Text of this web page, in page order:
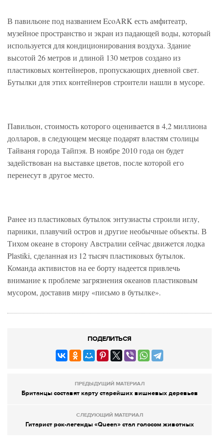
В павильоне под названием EcoARK есть амфитеатр,
музейное пространство и экран из падающей воды, который
используется для кондиционирования воздуха. Здание
высотой 26 метров и длиной 130 метров создано из
пластиковых контейнеров, пропускающих дневной свет.
Бутылки для этих контейнеров строители нашли в мусоре.
Павильон, стоимость которого оценивается в 4,2 миллиона
долларов, в следующем месяце подарят властям столицы
Тайваня города Тайпэя. В ноябре 2010 года он будет
задействован на выставке цветов, после которой его
перенесут в другое место.
Ранее из пластиковых бутылок энтузиасты строили иглу,
парники, плавучий остров и другие необычные объекты. В
Тихом океане в сторону Австралии сейчас движется лодка
Plastiki, сделанная из 12 тысяч пластиковых бутылок.
Команда активистов на ее борту надеется привлечь
внимание к проблеме загрязнения океанов пластиковым
мусором, доставив миру «письмо в бутылке».
ПОДЕЛИТЬСЯ
ПРЕДЫДУЩИЙ МАТЕРИАЛ
Британцы составят карту старейших вишневых деревьев
СЛЕДУЮЩИЙ МАТЕРИАЛ
Гитарист рок-легенды «Queen» стал голосом животных